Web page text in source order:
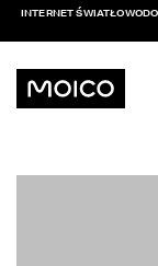
INTERNET